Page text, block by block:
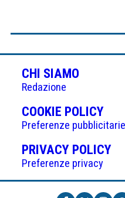
CHI SIAMO
Redazione
COOKIE POLICY
IN
UNA
Preferenze pubblicitarie
PRIVACY POLICY
Preferenze privacy